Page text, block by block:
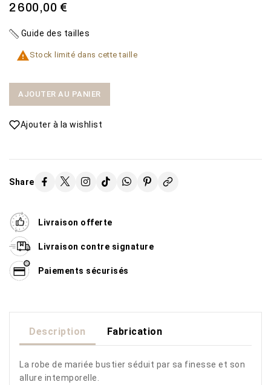
2 600,00 €
Guide des tailles
 Stock limité dans cette taille
AJOUTER AU PANIER
Ajouter à la wishlist
Share
Livraison offerte
Livraison contre signature
Paiements sécurisés
Description Fabrication
La robe de mariée bustier séduit par sa finesse et son
allure intemporelle.